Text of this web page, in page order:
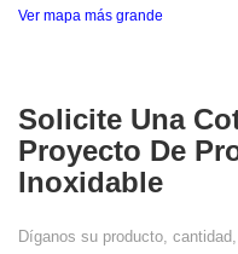
Ver mapa más grande
Solicite Una
Proyecto De
Inoxidable
Díganos su producto,